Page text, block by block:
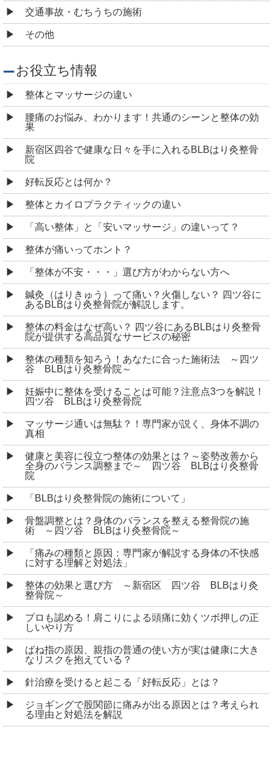
交通事故・むちうちの施術
その他
お役立ち情報
整体とマッサージの違い
腰痛のお悩み、わかります！共通のシーンと整体の効
果
新宿区四谷で健康な日々を手に入れるBLBはり灸整骨
院
好転反応とは何か？
整体とカイロプラクティックの違い
「高い整体」と「安いマッサージ」の違いって？
整体が痛いってホント？
「整体が不安・・・」選び方がわからない方へ
鍼灸（はりきゅう）って痛い？火傷しない？ 四ツ谷に
あるBLBはり灸整骨院が解説します。
整体の料金はなぜ高い？ 四ツ谷にあるBLBはり灸整骨
院が提供する高品質なサービスの秘密
整体の種類を知ろう！あなたに合った施術法 ～四ツ
谷 BLBはり灸整骨院～
妊娠中に整体を受けることは可能？注意点3つを解説！
四ツ谷 BLBはり灸整骨院
マッサージ通いは無駄？！専門家が説く、身体不調の
真相
健康と美容に役立つ整体の効果とは？～姿勢改善から
全身のバランス調整まで～ 四ツ谷 BLBはり灸整骨
院
「BLBはり灸整骨院の施術について」
骨盤調整とは？身体のバランスを整える整骨院の施
術 ～四ツ谷 BLBはり灸整骨院～
「痛みの種類と原因：専門家が解説する身体の不快感
に対する理解と対処法」
整体の効果と選び方 ～新宿区 四ツ谷 BLBはり灸
整骨院～
プロも認める！肩こりによる頭痛に効くツボ押しの正
しいやり方
ばね指の原因、親指の普通の使い方が実は健康に大き
なリスクを抱えている？
針治療を受けると起こる「好転反応」とは？
ジョギングで股関節に痛みが出る原因とは？考えられ
る理由と対処法を解説